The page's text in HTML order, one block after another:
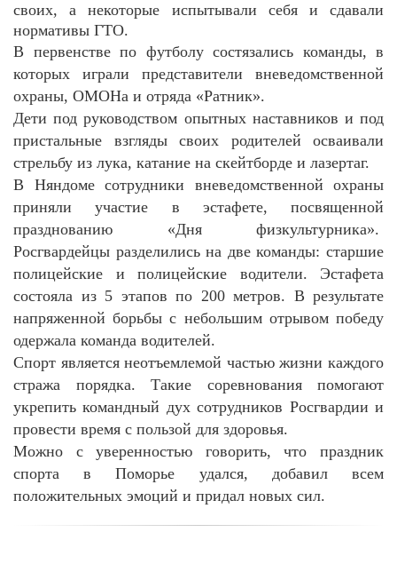
своих, а некоторые испытывали себя и сдавали
нормативы ГТО.
В первенстве по футболу состязались команды, в
которых играли представители вневедомственной
охраны, ОМОНа и отряда «Ратник».
Дети под руководством опытных наставников и под
пристальные взгляды своих родителей осваивали
стрельбу из лука, катание на скейтборде и лазертаг.
В Няндоме сотрудники вневедомственной охраны
приняли участие в эстафете, посвященной
празднованию «Дня физкультурника».
Росгвардейцы разделились на две команды: старшие
полицейские и полицейские водители. Эстафета
состояла из 5 этапов по 200 метров. В результате
напряженной борьбы с небольшим отрывом победу
одержала команда водителей.
Спорт является неотъемлемой частью жизни каждого
стража порядка. Такие соревнования помогают
укрепить командный дух сотрудников Росгвардии и
провести время с пользой для здоровья.
Можно с уверенностью говорить, что праздник
спорта в Поморье удался, добавил всем
положительных эмоций и придал новых сил.